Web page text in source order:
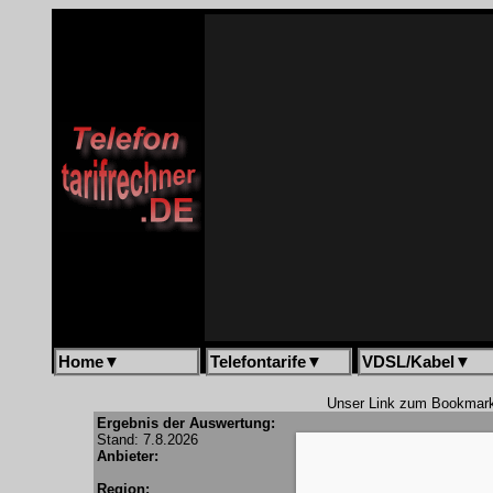
Home▼ Telefontarife▼ VDSL/Kabel ▼
Unser Link zum
Ergebnis der Auswertung:
Stand: 7.8.2026
Anbieter:
Region: